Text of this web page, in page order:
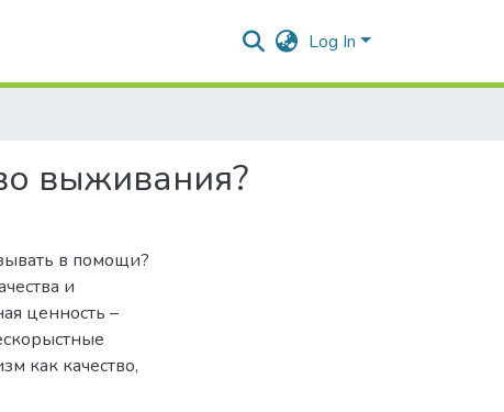
Log In
выживания?
в помощи?
и
ценность –
как качество,